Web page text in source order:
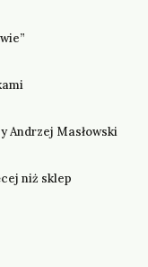
Andrzej Masłowski
niż sklep